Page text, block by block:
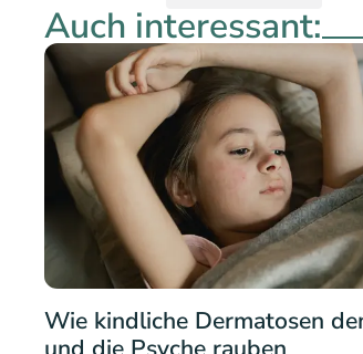
Auch interessant:
Wie kindliche Dermatosen